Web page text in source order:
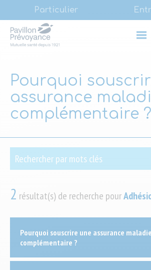
contenu
principal
(LVL1)
Particulier
Main
Pourquoi
assurance
complémentaire ?
Rechercher par mots clés
2 résultat(s) de recherche pour
Pourquoi souscrire une assurance maladie
complémentaire ?